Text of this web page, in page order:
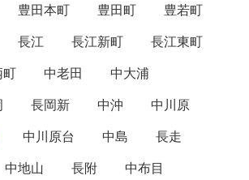
豊田本町 豊田町
豊若町
長江 長江新町
長江東町
町 中老田
中大浦
長岡新 中沖
中川原
中川原台 中島
長走
中地山 長附
中布目